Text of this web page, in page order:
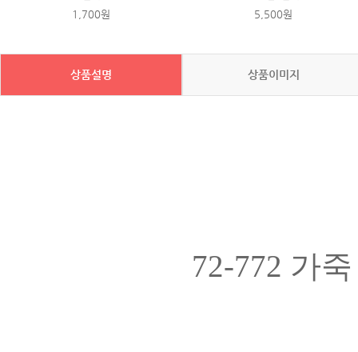
1,700원
5,500원
상품설명 상품이미지
72-772 가